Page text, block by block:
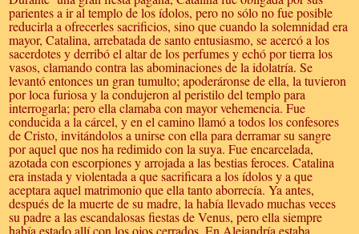
parientes a ir al templo de los ídolos, pero no sólo no fue posible
reducirla a ofrecerles sacrificios, sino que cuando la solemnidad era
mayor, Catalina, arrebatada de santo entusiasmo, se acercó a los
sacerdotes y derribó el altar de los perfumes y echó por tierra los
vasos, clamando contra las abominaciones de la idolatría. Se
levantó entonces un gran tumulto; apoderáronse de ella, la tuvieron
por loca furiosa y la condujeron al peristilo del templo para
interrogarla; pero ella clamaba con mayor vehemencia. Fue
conducida a la cárcel, y en el camino llamó a todos los confesores
de Cristo, invitándolos a unirse con ella para derramar su sangre
por aquel que nos ha redimido con la suya. Fue encarcelada,
azotada con escorpiones y arrojada a las bestias feroces. Catalina
era instada y violentada a que sacrificara a los ídolos y a que
aceptara aquel matrimonio que ella tanto aborrecía. Ya antes,
después de la muerte de su madre, la había llevado muchas veces
su padre a las escandalosas fiestas de Venus, pero ella siempre
había estado allí con los ojos cerrados. En Alejandría estaba